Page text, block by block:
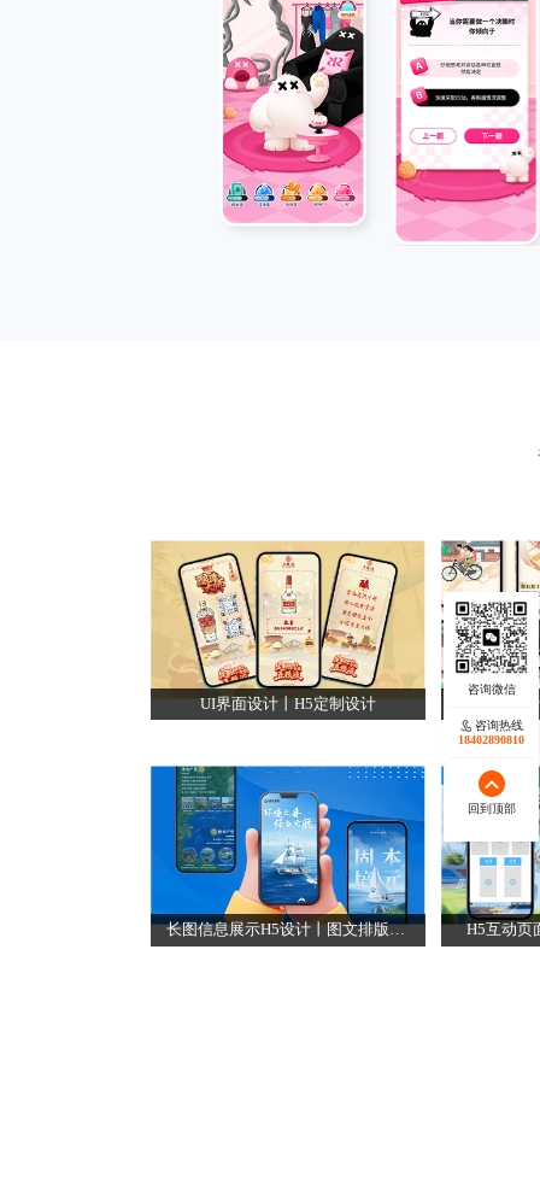
UI界面设计丨H5定制设计 国潮插
长图信息展示H5设计丨图文排版设计公司 H5互动页
咨询热线
18140119082
回到顶部
咨询热线
18402890810
回到顶部